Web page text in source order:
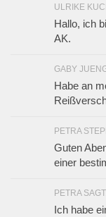
ULRIKE
Hallo, ich
AK.
GABY
Habe an
PETRA
Guten
einer
PETRA SAGT:
Ich habe